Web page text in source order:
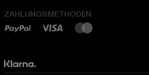
ZAHLUNGSMETHODEN